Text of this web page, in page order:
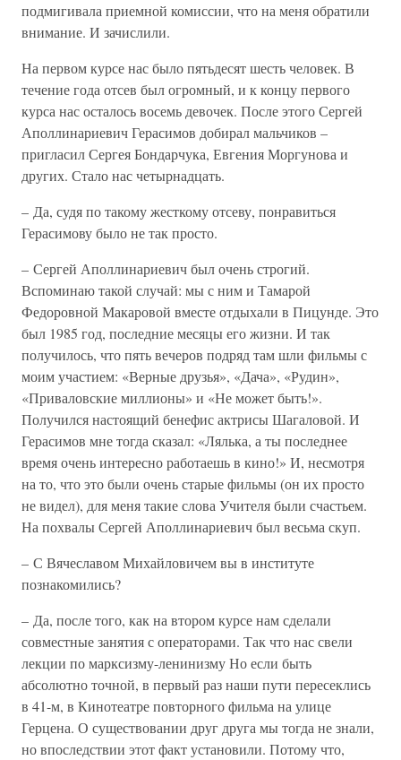
подмигивала приемной комиссии, что на меня обратили
внимание. И зачислили.
На первом курсе нас было пятьдесят шесть человек. В
течение года отсев был огромный, и к концу первого
курса нас осталось восемь девочек. После этого Сергей
Аполлинариевич Герасимов добирал мальчиков –
пригласил Сергея Бондарчука, Евгения Моргунова и
других. Стало нас четырнадцать.
– Да, судя по такому жесткому отсеву, понравиться
Герасимову было не так просто.
– Сергей Аполлинариевич был очень строгий.
Вспоминаю такой случай: мы с ним и Тамарой
Федоровной Макаровой вместе отдыхали в Пицунде. Это
был 1985 год, последние месяцы его жизни. И так
получилось, что пять вечеров подряд там шли фильмы с
моим участием: «Верные друзья», «Дача», «Рудин»,
«Приваловские миллионы» и «Не может быть!».
Получился настоящий бенефис актрисы Шагаловой. И
Герасимов мне тогда сказал: «Лялька, а ты последнее
время очень интересно работаешь в кино!» И, несмотря
на то, что это были очень старые фильмы (он их просто
не видел), для меня такие слова Учителя были счастьем.
На похвалы Сергей Аполлинариевич был весьма скуп.
– С Вячеславом Михайловичем вы в институте
познакомились?
– Да, после того, как на втором курсе нам сделали
совместные занятия с операторами. Так что нас свели
лекции по марксизму-ленинизму Но если быть
абсолютно точной, в первый раз наши пути пересеклись
в 41-м, в Кинотеатре повторного фильма на улице
Герцена. О существовании друг друга мы тогда не знали,
но впоследствии этот факт установили. Потому что,